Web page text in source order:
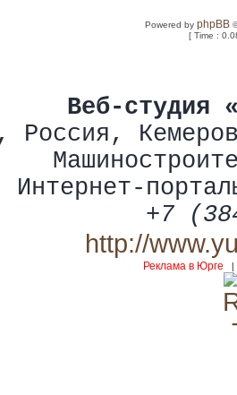
Powered byphpBB
[ Time :
Веб-студия
, Россия ,
Интернет-
+7
http://
Реклама в Юрге